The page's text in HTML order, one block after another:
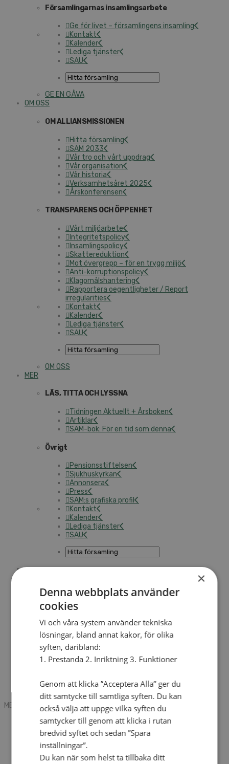
Församlingarnas insamlingsarbete
Ge för livet – församlingens insamling
Kontakt
Kalender
Lediga tjänster
SAU
GE EN GÅVA
OM OSS
OM ALLIANSMISSIONEN
Hitta församling
SAM 2033
Vår tro och vårt uppdrag
Vår organisation
Vår historia
Verksamhetsåret 2025
Årskonferensen
TRANSPARENS OCH ÖPPENHET
Vårt miljöarbete
Integritetspolicy
Insamlingspolicy
Skattereduktion
Mot övergrepp – för en trygg miljö
Anti-korruptionspolicy
Klagomålshantering
Rapportera oegentligheter / Report
irregularities
Kontakt
Kalender
Lediga tjänster
SAU
OM OSS
MER
LÄS, TITTA OCH LYSSNA
Tidningen Aktuellt + Årsboken
Artiklar
SAM-bok: För en tid som denna
Övrigt
Pensionsstiftelsen
Sjukhuskyrkan
Annonsera
Press
SAM:s grafiska profil
Kontakt
Kalender
Lediga tjänster
SAU
Mobile box
Kontakt
Tidning
Annonsera
Hitta församling
Press
SAU
Lediga tjänster
Sommargårdar
MENU
MENU
Search mobile
English
Hej! Vad söker du?
Kontakt
Kalender
×
Denna webbplats använder
cookies
Vi och våra system använder tekniska
lösningar, bland annat kakor, för olika
syften, däribland:
1. Prestanda 2. Inriktning 3. Funktioner
Genom att klicka ”Acceptera Alla” ger du
ditt samtycke till samtliga syften. Du kan
också välja att uppge vilka syften du
samtycker till genom att klicka i rutan
bredvid syftet och sedan ”Spara
inställningar”.
Du kan när som helst ta tillbaka ditt